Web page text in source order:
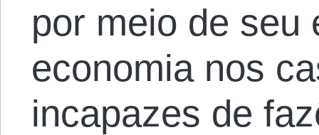
por meio de seu
economia nos
incapazes de